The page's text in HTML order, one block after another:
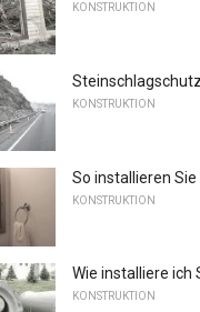
KONSTRUKTION
KONSTRUKTION
So installieren
KONSTRUKTION
Wie installiere ich
KONSTRUKTION